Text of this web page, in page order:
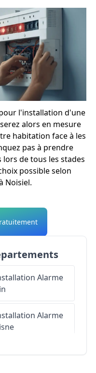
l'installation d'une
alors en mesure
habitation face à les
pas à prendre
de tous les stades
possible selon
Noisiel.
Alarme
Alarme
Alarme